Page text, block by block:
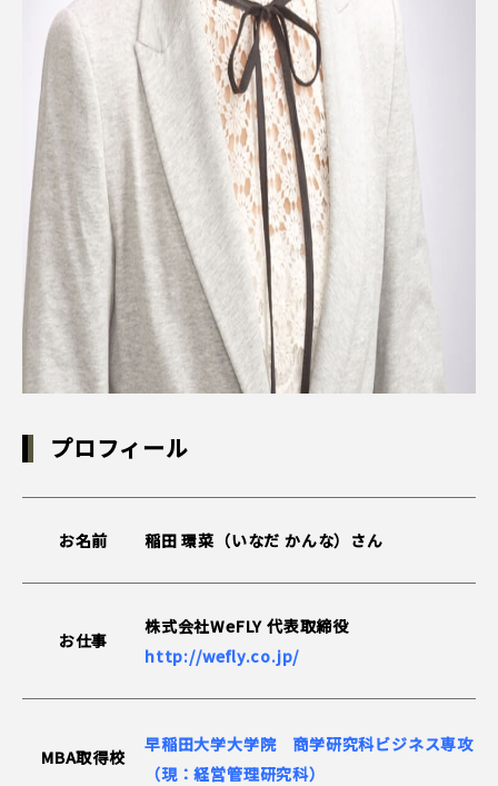
プロフィール
お名前 稲田 環菜（いなだ かんな）さん
お仕事
株式会社WeFLY 代表取締役
http://wefly.co.jp/
MBA取得校
早稲田大学大学院 商学研究科ビジネス専攻
（現：経営管理研究科）